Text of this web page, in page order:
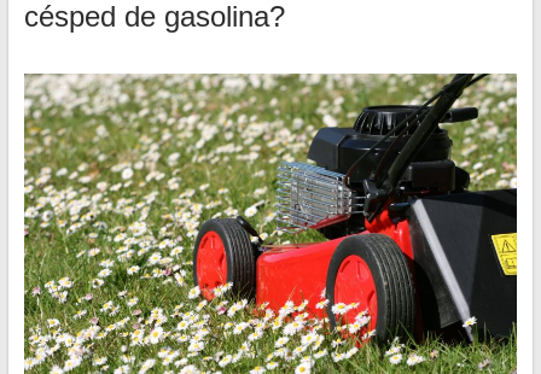
césped de gasolina?